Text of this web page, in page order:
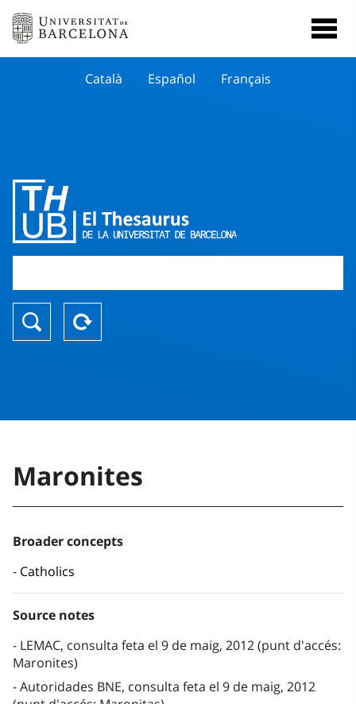
Català Español Français
Maronites
Broader concepts
Catholics
Source notes
LEMAC, consulta feta el 9 de maig, 2012 (punt d'accés:
Maronites)
Autoridades BNE, consulta feta el 9 de maig, 2012